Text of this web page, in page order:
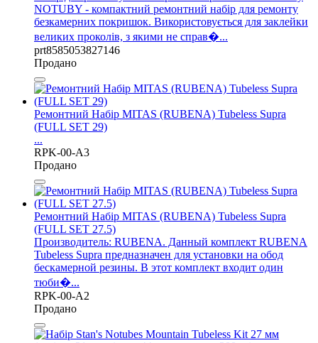
NOTUBY - компактний ремонтний набір для ремонту
безкамерних покришок. Використовується для заклейки
великих проколів, з якими не справ�...
prt8585053827146
Продано
Ремонтний Набір MITAS (RUBENA) Tubeless Supra
(FULL SET 29)
...
RPK-00-A3
Продано
Ремонтний Набір MITAS (RUBENA) Tubeless Supra
(FULL SET 27.5)
Производитель: RUBENA. Данный комплект RUBENA
Tubeless Supra предназначен для установки на обод
бескамерной резины. В этот комплект входит один
тюби�...
RPK-00-A2
Продано